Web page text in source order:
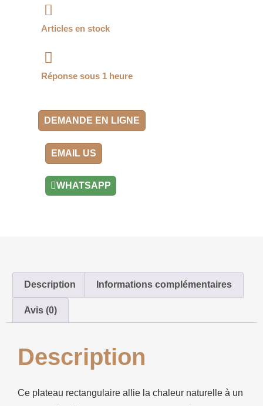
Articles en stock
Réponse sous 1 heure
DEMANDE EN LIGNE
EMAIL US
WHATSAPP
Description Informations complémentaires
Avis (0)
Description
Ce plateau rectangulaire allie la chaleur naturelle à un